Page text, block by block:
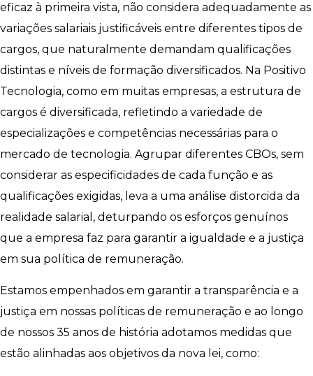
eficaz à primeira vista, não considera adequadamente as
variações salariais justificáveis entre diferentes tipos de
cargos, que naturalmente demandam qualificações
distintas e níveis de formação diversificados. Na Positivo
Tecnologia, como em muitas empresas, a estrutura de
cargos é diversificada, refletindo a variedade de
especializações e competências necessárias para o
mercado de tecnologia. Agrupar diferentes CBOs, sem
considerar as especificidades de cada função e as
qualificações exigidas, leva a uma análise distorcida da
realidade salarial, deturpando os esforços genuínos
que a empresa faz para garantir a igualdade e a justiça
em sua política de remuneração.
Estamos empenhados em garantir a transparência e a
justiça em nossas políticas de remuneração e ao longo
de nossos 35 anos de história adotamos medidas que
estão alinhadas aos objetivos da nova lei, como: